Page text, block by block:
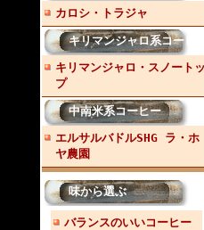
カロシ・トラジャ
キリマンジャロ系コーヒー
キリマンジャロ・スノートッ
プ
中南米系コーヒー
エルサルバドルSHG ラ・ホ
ヤ農園
味から選ぶ
バランスのいいコーヒー